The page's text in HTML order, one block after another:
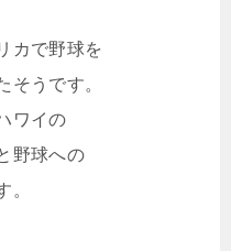
カで野球を
そうです。
ワイの
野球への
。